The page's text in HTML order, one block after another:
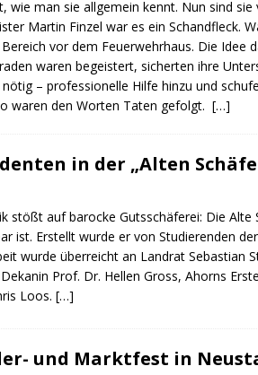
wie man sie allgemein kennt. Nun sind sie
Martin Finzel war es ein Schandfleck.
vor dem Feuerwehrhaus. Die
waren begeistert, sicherten ihre
– professionelle Hilfe hinzu und
waren den Worten Taten gefolgt. […]
in der „Alten
stößt auf barocke Gutsschäferei: Die
ist. Erstellt wurde er von Studierenden
wurde überreicht an Landrat Sebastian
Prof. Dr. Hellen Gross, Ahorns
Loos. […]
und Marktfest in